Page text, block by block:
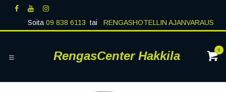
Siirry sisältöön
Soita09 838 6113 tai RENGASHOTELLIN AJANVARAUS
RengasCenter Hakkila 0